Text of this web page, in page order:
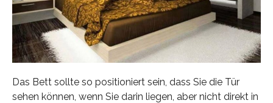
Das Bett sollte so positioniert sein, dass Sie die Tür
sehen können, wenn Sie darin liegen, aber nicht direkt in